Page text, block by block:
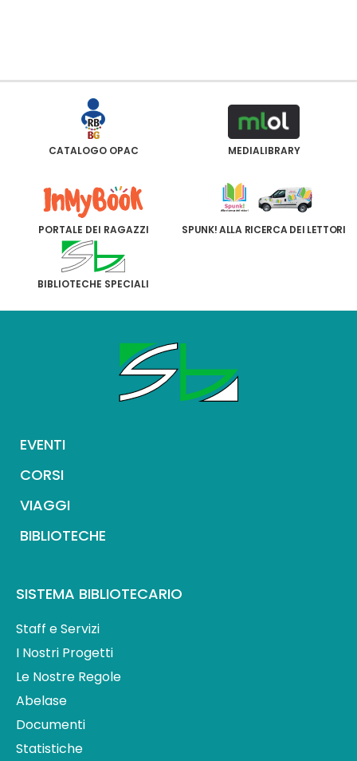
CATALOGO OPAC MEDIALIBRARY
PORTALE DEI RAGAZZI SPUNK! ALLA RICERCA DEI LETTORI
BIBLIOTECHE SPECIALI
EVENTI
CORSI
VIAGGI
BIBLIOTECHE
SISTEMA BIBLIOTECARIO
Staff e Servizi
I Nostri Progetti
Le Nostre Regole
Abelase
Documenti
Statistiche